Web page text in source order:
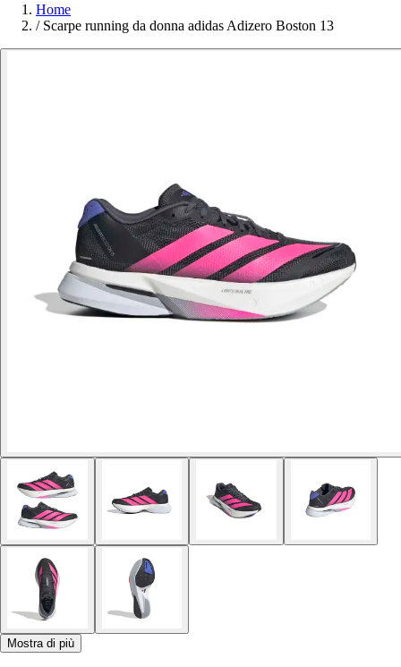
Home
/ Scarpe running da donna adidas Adizero Boston 13
Mostra di più